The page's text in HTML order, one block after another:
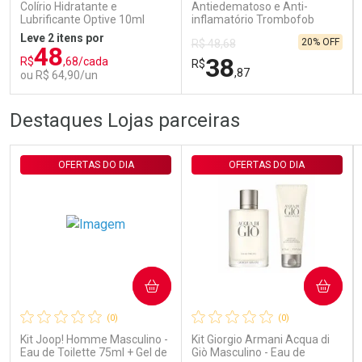
Colírio Hidratante e
Lubrificante Optive 10ml
Leve 2 itens por
R$48,68/cada
ou R$ 64,90/un
FECHAR
Laboratório
Comprar sem Desconto
Por R$ 64,90/cada
FECHAR
Por Menos
Comprar sem Desconto
Por R$ 64,90/cada
Antiedematoso e Anti-
inflamatório Trombofob
R$ 48,68
R$38,87
20% OFF
Comprar sem Desconto
Por R$ 38,87/cada
Por Menos
Comprar sem Desconto
Por R$ 38,87/cada
Destaques Lojas parceiras
(0)
Kit Joop! Homme Masculino -
Eau de Toilette 75ml + Gel de
OFERTAS DO DIA
COMPRAR
(0)
Kit Giorgio Armani Acqua di
Giò Masculino - Eau de
OFERTAS DO DIA
COMPRAR